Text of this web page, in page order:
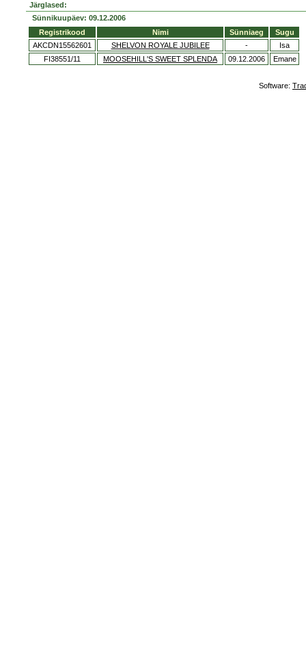
Järglased:
Sünnikuupäev: 09.12.2006
Registrikood
Nimi Sünniaeg
Sugu
AKCDN15562601
SHELVON ROYALE JUBILEE -
Isa
FI38551/11
MOOSEHILL'S SWEET SPLENDA 09.12.2006 Emane
Software: